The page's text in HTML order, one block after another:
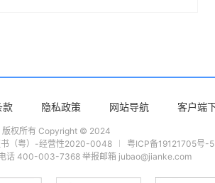
款 隐私政策 网站导航 客户端
版权所有 Copyright © 2024
书（粤）-经营性2020-0048
粤ICP备19121705号-5
话 400-003-7368 举报邮箱 jubao@jianke.com